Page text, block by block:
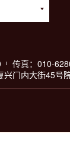
传真：010-
兴门内大街45号